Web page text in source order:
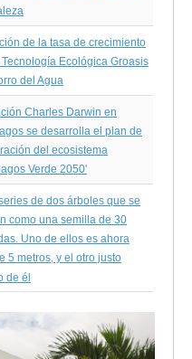
de la tasa de crecimiento
Ecológica Groasis
del Agua
Charles Darwin en
se desarrolla el plan de
del ecosistema
Verde 2050'
de dos árboles que se
como una semilla de 30
Uno de ellos es ahora
5 metros, y el otro justo
de él